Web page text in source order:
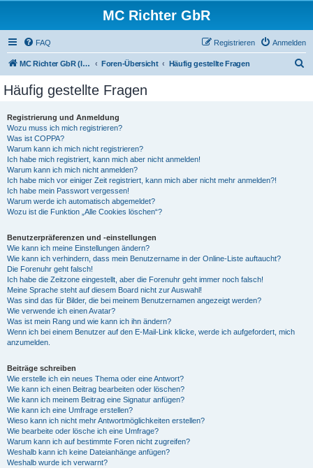
MC Richter GbR
FAQ Anmelden
Registrieren
MC Richter GbR (Impressum / Datenschutz) Foren-Übersicht Häufig gestellte Fragen
Häufig gestellte Fragen
Registrierung und Anmeldung
Wozu muss ich mich registrieren?
Was ist COPPA?
Warum kann ich mich nicht registrieren?
Ich habe mich registriert, kann mich aber nicht anmelden!
Warum kann ich mich nicht anmelden?
Ich habe mich vor einiger Zeit registriert, kann mich aber nicht mehr anmelden?!
Ich habe mein Passwort vergessen!
Warum werde ich automatisch abgemeldet?
Wozu ist die Funktion „Alle Cookies löschen“?
Benutzerpräferenzen und -einstellungen
Wie kann ich meine Einstellungen ändern?
Wie kann ich verhindern, dass mein Benutzername in der Online-Liste auftaucht?
Die Forenuhr geht falsch!
Ich habe die Zeitzone eingestellt, aber die Forenuhr geht immer noch falsch!
Meine Sprache steht auf diesem Board nicht zur Auswahl!
Was sind das für Bilder, die bei meinem Benutzernamen angezeigt werden?
Wie verwende ich einen Avatar?
Was ist mein Rang und wie kann ich ihn ändern?
Wenn ich bei einem Benutzer auf den E-Mail-Link klicke, werde ich aufgefordert, mich
anzumelden.
Beiträge schreiben
Wie erstelle ich ein neues Thema oder eine Antwort?
Wie kann ich einen Beitrag bearbeiten oder löschen?
Wie kann ich meinem Beitrag eine Signatur anfügen?
Wie kann ich eine Umfrage erstellen?
Wieso kann ich nicht mehr Antwortmöglichkeiten erstellen?
Wie bearbeite oder lösche ich eine Umfrage?
Warum kann ich auf bestimmte Foren nicht zugreifen?
Weshalb kann ich keine Dateianhänge anfügen?
Weshalb wurde ich verwarnt?